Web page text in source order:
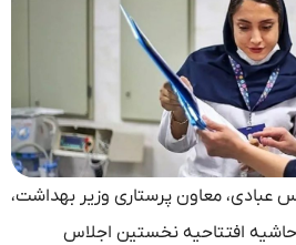
عبادی، معاون پرستاری وزیر بهداشت،
افتتاحیه نخستین اجلاس